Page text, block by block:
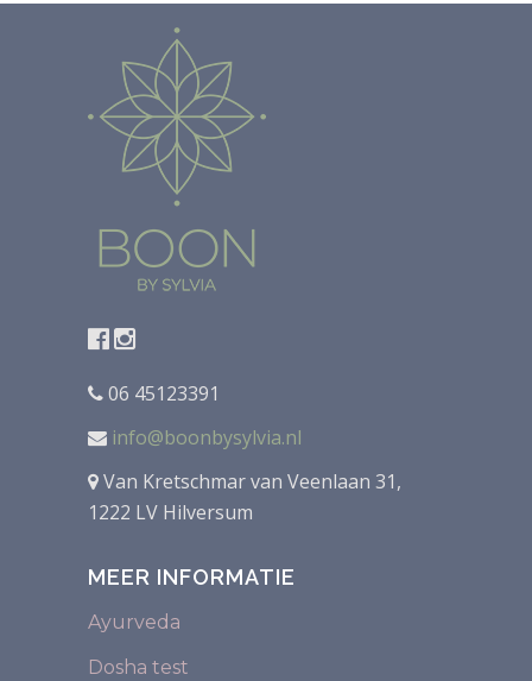
06 45123391
info@boonbysylvia.nl
Van Kretschmar van Veenlaan 31,
1222 LV Hilversum
MEER INFORMATIE
Ayurveda
Dosha test